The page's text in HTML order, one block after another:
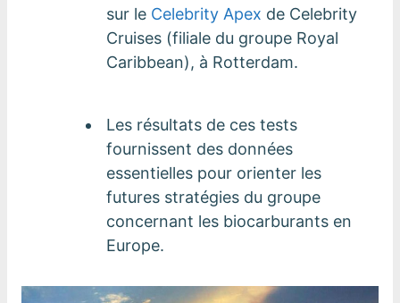
sur le Celebrity Apex de Celebrity
Cruises (filiale du groupe Royal
Caribbean), à Rotterdam.
Les résultats de ces tests
fournissent des données
essentielles pour orienter les
futures stratégies du groupe
concernant les biocarburants en
Europe.